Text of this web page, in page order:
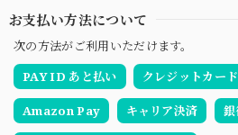
お支払い方法について
次の方法がご利用いただけます。
PAY ID あと払い
クレジットカード
Amazon Pay キャリア決済